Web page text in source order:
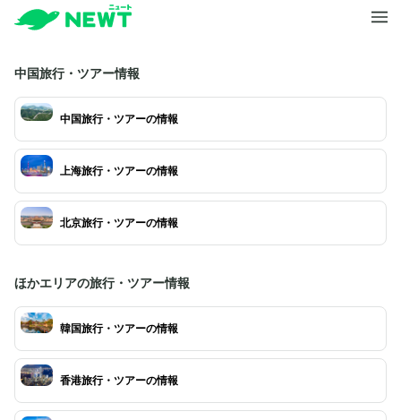
中国旅行・ツアー情報
中国旅行・ツアーの情報
上海旅行・ツアーの情報
北京旅行・ツアーの情報
ほかエリアの旅行・ツアー情報
韓国旅行・ツアーの情報
香港旅行・ツアーの情報